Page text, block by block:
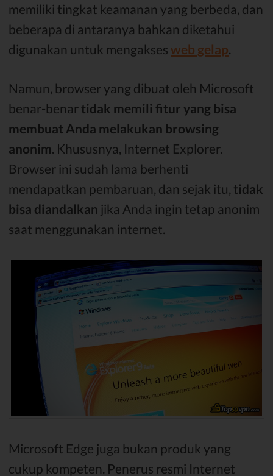
memiliki tingkat keamanan yang berbeda, dan
beberapa di antaranya bahkan diketahui
digunakan untuk mengakses web gelap
Namun, browser yang dibuat oleh Microsoft
benar-benar tidak memili fitur yang bisa
membuat Anda melakukan browsing
anonim . Khususnya, Internet Explorer.
Browser ini sudah lama berhenti
mendapatkan pembaruan, dan sejak itu, tidak
bisa diandalkan jika Anda ingin tetap anonim
saat menggunakan internet.
Microsoft Edge juga bukan produk yang
cukup kompeten. Penerus resmi Internet